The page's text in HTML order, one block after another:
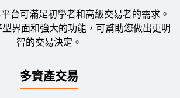
台可滿足初學者和高級交易者的需求。
界面和強大的功能，可幫助您做出更明
智的交易決定。
多資產交易